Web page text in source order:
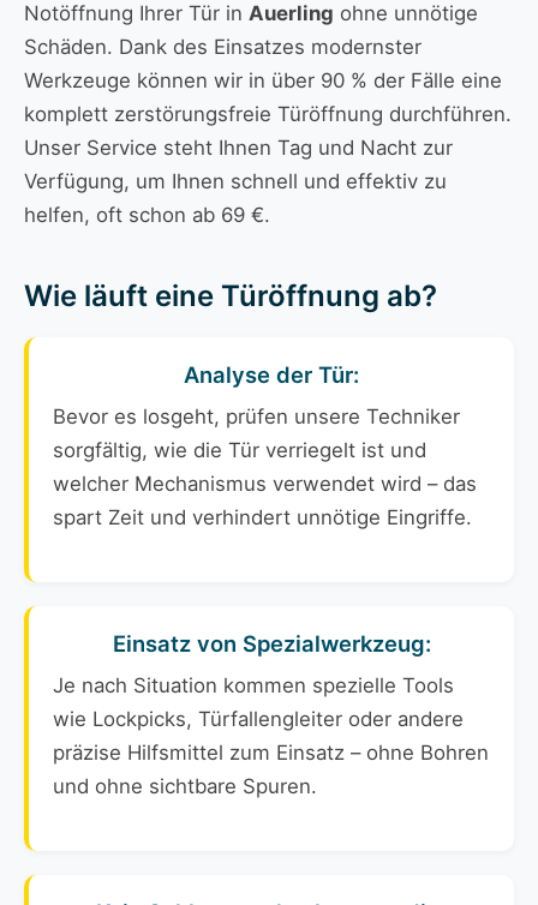
Notöffnung Ihrer Tür in Auerling ohne unnötige
Schäden. Dank des Einsatzes modernster
Werkzeuge können wir in über 90 % der Fälle eine
komplett zerstörungsfreie Türöffnung durchführen.
Unser Service steht Ihnen Tag und Nacht zur
Verfügung, um Ihnen schnell und effektiv zu
helfen, oft schon ab 69 €.
Wie läuft eine Türöffnung ab?
Analyse der Tür:
Bevor es losgeht, prüfen unsere Techniker
sorgfältig, wie die Tür verriegelt ist und
welcher Mechanismus verwendet wird – das
spart Zeit und verhindert unnötige Eingriffe.
Einsatz von Spezialwerkzeug:
Je nach Situation kommen spezielle Tools
wie Lockpicks, Türfallengleiter oder andere
präzise Hilfsmittel zum Einsatz – ohne Bohren
und ohne sichtbare Spuren.